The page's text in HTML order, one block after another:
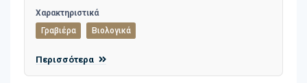
Χαρακτηριστικά
Γραβιέρα
Βιολογικά
Περισσότερα